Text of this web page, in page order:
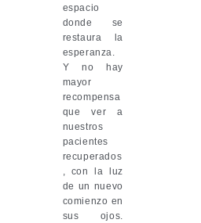
espacio
donde se
restaura la
esperanza.
Y no hay
mayor
recompensa
que ver a
nuestros
pacientes
recuperados
, con la luz
de un nuevo
comienzo en
sus ojos.